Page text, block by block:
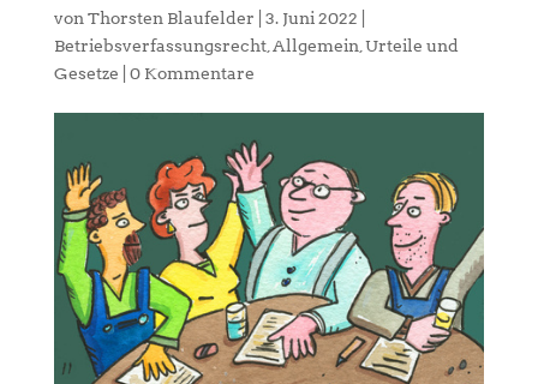
von Thorsten Blaufelder 3. Juni 2022
Betriebsverfassungsrecht, Allgemein Urteile und
Gesetze
0 Kommentare